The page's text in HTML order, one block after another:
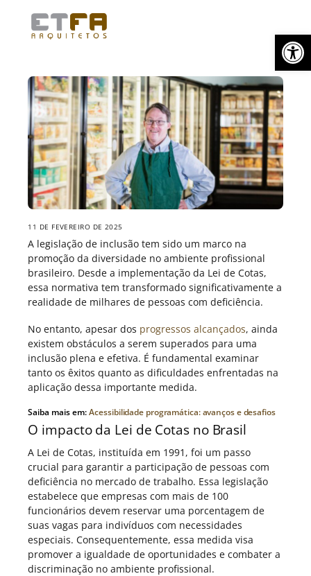
Abrir a barra de ferramentas
content
11 DE FEVEREIRO DE 2025
A legislação de inclusão tem sido um marco na
promoção da diversidade no ambiente profissional
brasileiro. Desde a implementação da Lei de Cotas,
essa normativa tem transformado significativamente a
realidade de milhares de pessoas com deficiência.
No entanto, apesar dos progressos alcançados, ainda
existem obstáculos a serem superados para uma
inclusão plena e efetiva. É fundamental examinar
tanto os êxitos quanto as dificuldades enfrentadas na
aplicação dessa importante medida.
Saiba mais em:Acessibilidade programática: avanços e desafios
O impacto da Lei de Cotas no Brasil
A Lei de Cotas, instituída em 1991, foi um passo
crucial para garantir a participação de pessoas com
deficiência no mercado de trabalho. Essa legislação
estabelece que empresas com mais de 100
funcionários devem reservar uma porcentagem de
suas vagas para indivíduos com necessidades
especiais. Consequentemente, essa medida visa
promover a igualdade de oportunidades e combater a
discriminação no ambiente profissional.